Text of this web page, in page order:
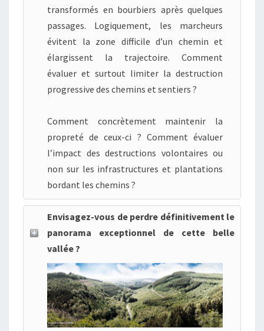
transformés en bourbiers après quelques
passages. Logiquement, les marcheurs
évitent la zone difficile d’un chemin et
élargissent la trajectoire. Comment
évaluer et surtout limiter la destruction
progressive des chemins et sentiers ?
Comment concrètement maintenir la
propreté de ceux-ci ? Comment évaluer
l’impact des destructions volontaires ou
non sur les infrastructures et plantations
bordant les chemins ?
Envisagez-vous de perdre définitivement le
panorama exceptionnel de cette belle
vallée ?